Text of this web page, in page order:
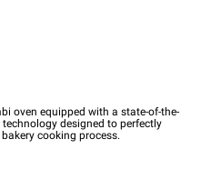
oven equipped with a state-of-the-
designed to perfectly
cooking process.